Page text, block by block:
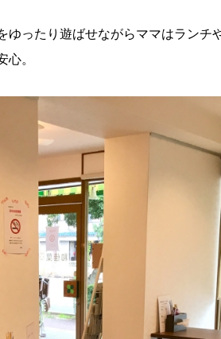
ゆったり遊ばせながらママはランチ
心。